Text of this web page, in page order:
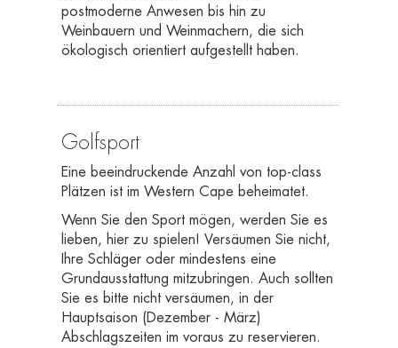
postmoderne Anwesen bis hin zu
Weinbauern und Weinmachern, die sich
ökologisch orientiert aufgestellt haben.
Golfsport
Eine beeindruckende Anzahl von top-class
Plätzen ist im Western Cape beheimatet.
Wenn Sie den Sport mögen, werden Sie es
lieben, hier zu spielen! Versäumen Sie nicht,
Ihre Schläger oder mindestens eine
Grundausstattung mitzubringen. Auch sollten
Sie es bitte nicht versäumen, in der
Hauptsaison (Dezember - März)
Abschlagszeiten im voraus zu reservieren.